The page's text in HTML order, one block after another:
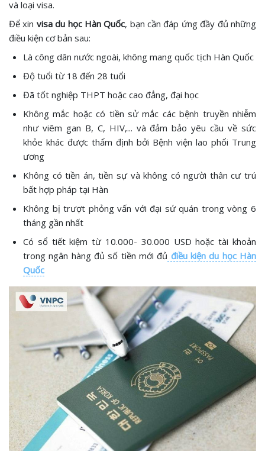
và loại visa.
Để xin visa du học Hàn Quốc, bạn cần đáp ứng đầy đủ những
điều kiện cơ bản sau:
Là công dân nước ngoài, không mang quốc tịch Hàn Quốc
Độ tuổi từ 18 đến 28 tuổi
Đã tốt nghiệp THPT hoặc cao đẳng, đại học
Không mắc hoặc có tiền sử mắc các bệnh truyền nhiễm
như viêm gan B, C, HIV,... và đảm bảo yêu cầu về sức
khỏe khác được thẩm định bởi Bệnh viện lao phổi Trung
ương
Không có tiền án, tiền sự và không có người thân cư trú
bất hợp pháp tại Hàn
Không bị trượt phỏng vấn với đại sứ quán trong vòng 6
tháng gần nhất
Có sổ tiết kiệm từ 10.000- 30.000 USD hoặc tài khoản
trong ngân hàng đủ số tiền mới đủ điều kiện du học Hàn
Quốc